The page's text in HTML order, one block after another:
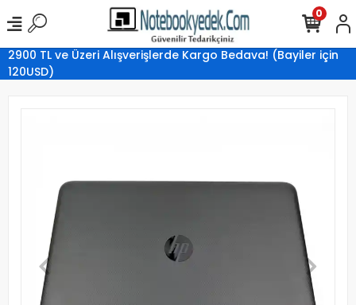
2900 TL ve Üzeri Alışverişlerde Kargo Bedava! (Bayiler için
120USD)
0